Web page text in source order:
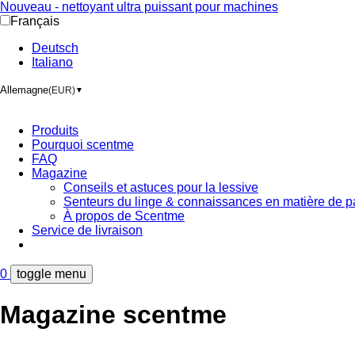
Nouveau - nettoyant ultra puissant pour machines
Français
Deutsch
Italiano
Allemagne(EUR)▼
Produits
Pourquoi scentme
FAQ
Magazine
Conseils et astuces pour la lessive
Senteurs du linge & connaissances en matière de
À propos de Scentme
Service de livraison
0 toggle menu
Magazine scentme